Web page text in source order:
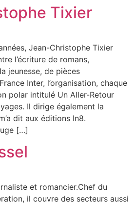
Tixier
Jean-Christophe Tixier
l’écriture de romans,
jeunesse, de pièces
Inter, l’organisation, chaque
polar intitulé Un Aller-Retour
Il dirige également la
dit aux éditions In8.
[…]
et romancier.Chef du
il couvre des secteurs aussi